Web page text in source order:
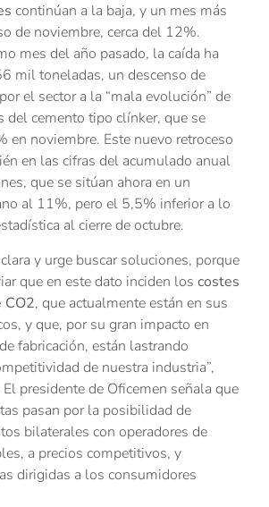
continúan a la baja, y un mes más
de noviembre, cerca del 12%.
mes del año pasado, la caída ha
mil toneladas, un descenso de
el sector a la “mala evolución” de
del cemento tipo clínker, que se
en noviembre. Este nuevo retroceso
en las cifras del acumulado anual
que se sitúan ahora en un
al 11%, pero el 5,5% inferior a lo
al cierre de octubre.
y urge buscar soluciones, porque
que en este dato inciden los costes
CO2, que actualmente están en sus
y que, por su gran impacto en
fabricación, están lastrando
de nuestra industria”,
presidente de Oficemen señala que
pasan por la posibilidad de
bilaterales con operadores de
a precios competitivos, y
dirigidas a los consumidores